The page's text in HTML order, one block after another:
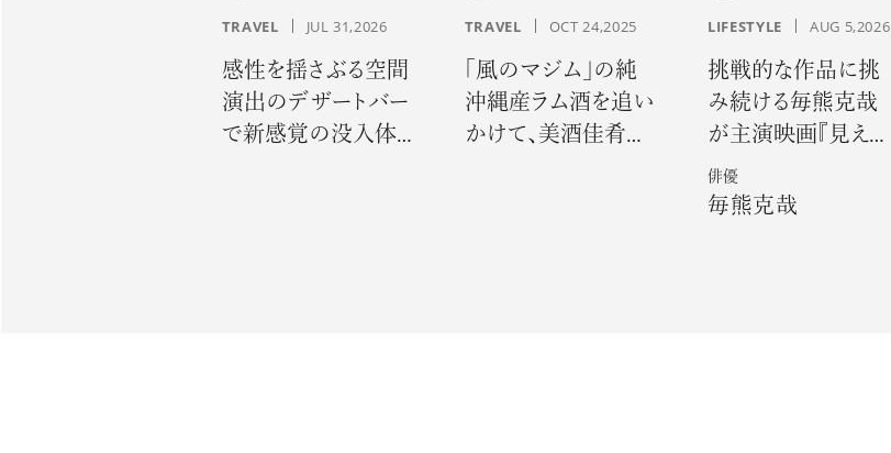
TRAVEL JUL 31,2026
感性を揺さぶる空間
演出のデザートバー
で新感覚の没入体
TRAVEL OCT 24,2025
「風のマジム」の純
沖縄産ラム酒を追い
かけて、美酒佳肴の
LIFESTYLE AUG 5,2026
挑戦的な作品に挑
み続ける毎熊克哉
が主演映画『見えな
い娘 THE
INVISIBLES』で魅せ
俳優
毎熊克哉